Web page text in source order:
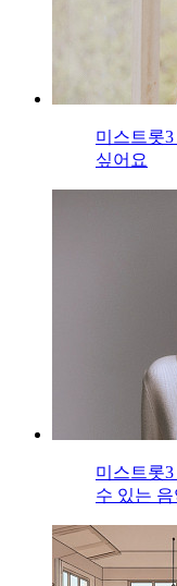
미스트롯
싶어요
미스트롯
수 있는